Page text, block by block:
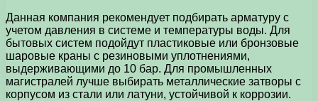
Данная компания рекомендует подбирать арматуру с
учетом давления в системе и температуры воды. Для
бытовых систем подойдут пластиковые или бронзовые
шаровые краны с резиновыми уплотнениями,
выдерживающими до 10 бар. Для промышленных
магистралей лучше выбирать металлические затворы с
корпусом из стали или латуни, устойчивой к коррозии.